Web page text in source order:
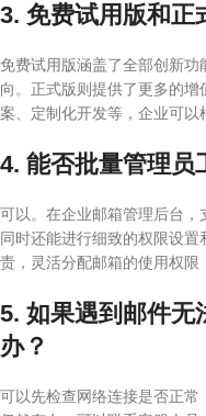
3. 免费试用版和正
免费试用版涵盖了全部创新
向。正式版则提供了更多的
案、定制化开发等，企业可以
4. 能否批量管理员
可以。在企业邮箱管理后台，
同时还能进行细致的权限设
责，灵活分配邮箱的使用权限
5. 如果遇到邮件无
办？
可以先检查网络连接是否正